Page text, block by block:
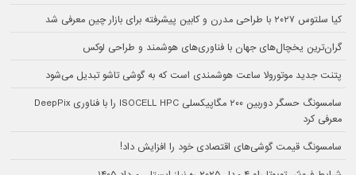
کیا سلتوس ۲۰۲۷ با طراحی مدرن و کابین پیشرفته برای بازار چین معرفی شد
گران‌ترین یخچال‌های جهان با فناوری‌های هوشمند و طراحی لوکس
پتنت جدید موتورولا ساعت هوشمندی است که به گوشی تاشو تبدیل می‌شود
سامسونگ حسگر دوربین ۲۰۰ مگاپیکسلی ISOCELL HPC را با فناوری DeepPix
معرفی کرد
سامسونگ قیمت گوشی‌های اقتصادی خود را افزایش داد!